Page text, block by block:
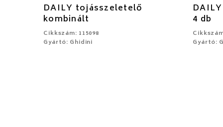
DAILY tojásszeletelő
kombinált
Cikkszám: 115098
Gyártó: Ghidini
4 db
Gyártó: